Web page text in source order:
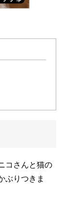
コさんと猫の
ぶりつきま